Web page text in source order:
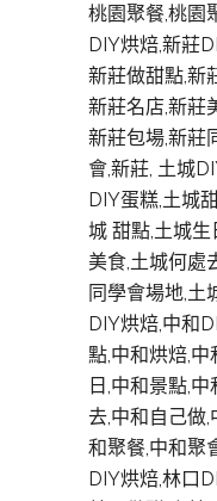
桃園聚餐,桃園
DIY烘焙,新莊
新莊做甜點,新
新莊名店,新莊
新莊包場,新莊
會,新莊, 土城
DIY蛋糕,土城
城 甜點,土城
美食,土城何處
同學會場地,土
DIY烘焙,中和
點,中和烘焙,中
日,中和景點,
去,中和自己做,
和聚餐,中和聚
DIY烘焙,林口